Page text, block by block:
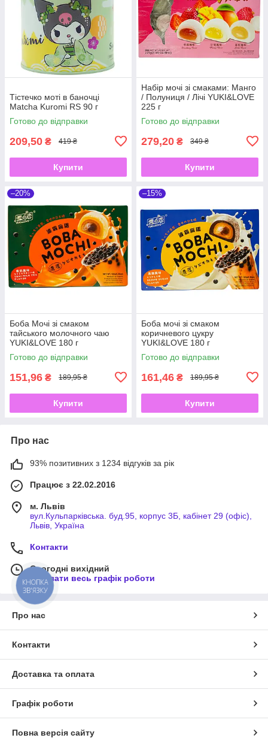
Тістечко моті в баночці
Matcha Kuromi RS 90 г
Готово до відправки
209,50 ₴ 419 ₴
Купити
Набір мочі зі смаками: Манго
/ Полуниця / Лічі YUKI&LOVE
225 г
Готово до відправки
279,20 ₴ 349 ₴
Купити
–20%
Боба Мочі зі смаком
тайського молочного чаю
YUKI&LOVE 180 г
Готово до відправки
151,96 ₴ 189,95 ₴
Купити
–15%
Боба мочі зі смаком
коричневого цукру
YUKI&LOVE 180 г
Готово до відправки
161,46 ₴ 189,95 ₴
Купити
Про нас
93% позитивних з 1234 відгуків за рік
Працює з 22.02.2016
м. Львів
вул.Кульпарківська. буд.95, корпус 3Б, кабінет 29 (офіс),
Львів, Україна
Контакти
Сьогодні вихідний
Показати весь графік роботи
Про нас
Контакти
Доставка та оплата
Графік роботи
Повна версія сайту
КНОПКА
ЗВ'ЯЗКУ